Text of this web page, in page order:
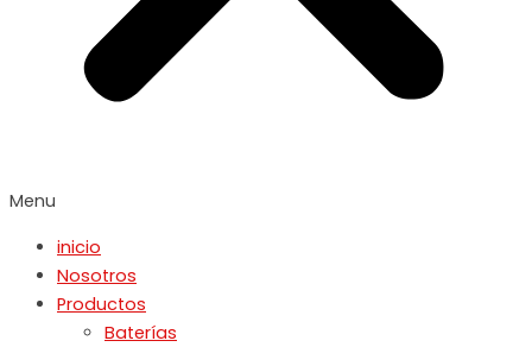
Menu
inicio
Nosotros
Productos
Baterías